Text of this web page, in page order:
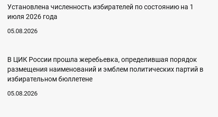
Установлена численность избирателей по состоянию на 1
июля 2026 года
05.08.2026
В ЦИК России прошла жеребьевка, определившая порядок
размещения наименований и эмблем политических партий в
избирательном бюллетене
05.08.2026